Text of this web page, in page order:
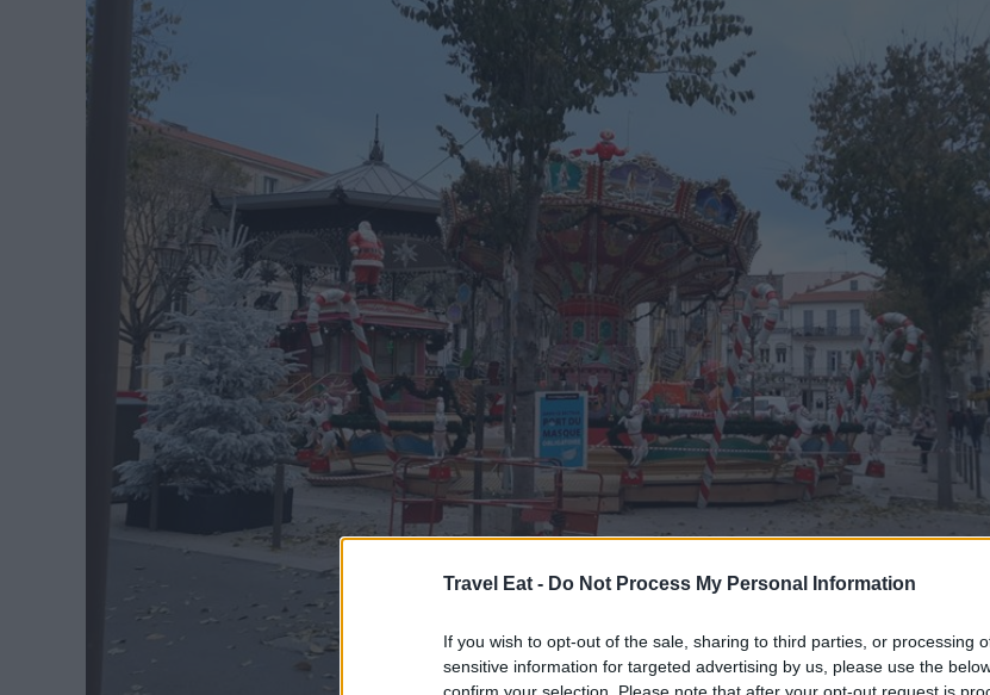
Travel Eat - Do Not Process My Personal Information
If you wish to opt-out of the sale, sharing to third parties, or processing
sensitive information for targeted advertising by us, please use the